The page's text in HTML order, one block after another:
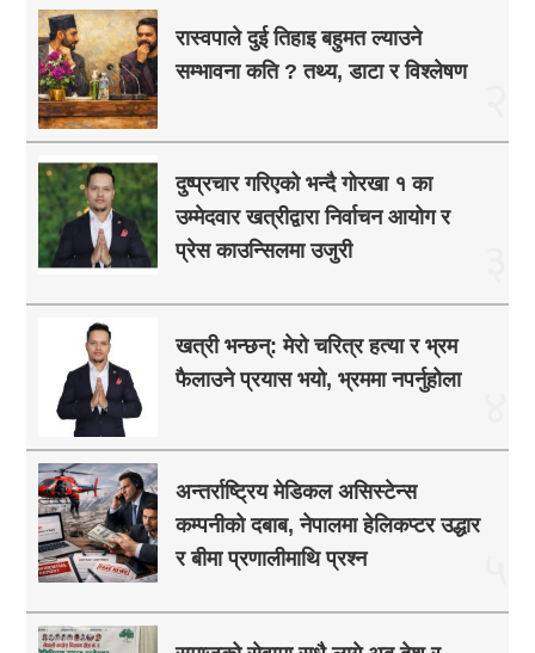
रास्वपाले दुई तिहाइ बहुमत ल्याउने
सम्भावना कति ? तथ्य, डाटा र विश्लेषण
दुष्प्रचार गरिएको भन्दै गोरखा १ का
उम्मेदवार खत्रीद्वारा निर्वाचन आयोग र
प्रेस काउन्सिलमा उजुरी
खत्री भन्छन्: मेरो चरित्र हत्या र भ्रम
फैलाउने प्रयास भयो, भ्रममा नपर्नुहोला
अन्तर्राष्ट्रिय मेडिकल असिस्टेन्स
कम्पनीको दबाब, नेपालमा हेलिकप्टर उद्धार
र बीमा प्रणालीमाथि प्रश्न